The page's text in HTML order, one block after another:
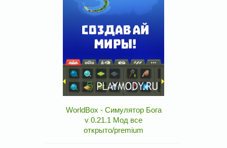
WorldBox - Симулятор Бога
v 0.21.1 Мод все
открыто/premium